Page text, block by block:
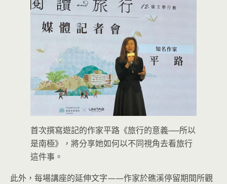
首次撰寫遊記的作家平路《旅行的意義──所以
是南極》，將分享她如何以不同視角去看旅行
這件事。
此外，每場講座的延伸文字——作家於礁溪停留期間所觀